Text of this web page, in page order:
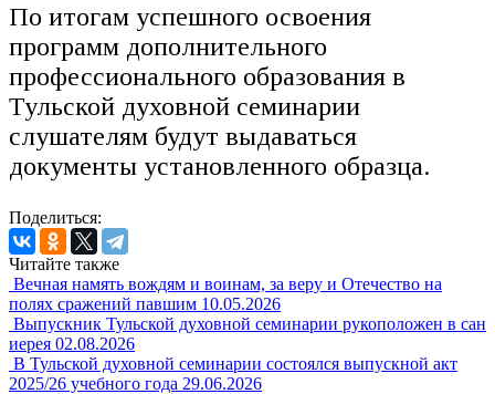
По итогам успешного освоения
программ дополнительного
профессионального образования в
Тульской духовной семинарии
слушателям будут выдаваться
документы установленного образца.
Поделиться:
Читайте также
Вечная намять вождям и воинам, за веру и Отечество на
полях сражений павшим 10.05.2026
Выпускник Тульской духовной семинарии рукоположен в сан
иерея 02.08.2026
В Тульской духовной семинарии состоялся выпускной акт
2025/26 учебного года 29.06.2026